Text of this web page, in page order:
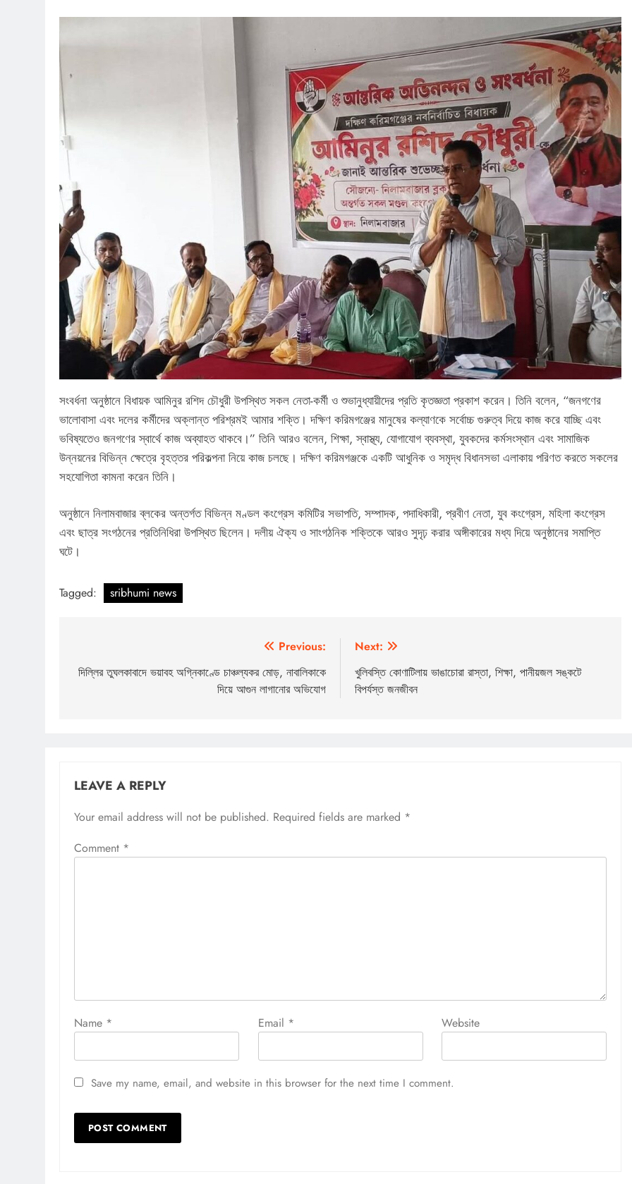
সংবর্ধনা অনুষ্ঠানে বিধায়ক আমিনুর রশিদ চৌধুরী উপস্থিত সকল নেতা-কর্মী ও শুভানুধ্যায়ীদের প্রতি কৃতজ্ঞতা প্রকাশ করেন। তিনি বলেন, “জনগণের
ভালোবাসা এবং দলের কর্মীদের অক্লান্ত পরিশ্রমই আমার শক্তি। দক্ষিণ করিমগঞ্জের মানুষের কল্যাণকে সর্বোচ্চ গুরুত্ব দিয়ে কাজ করে যাচ্ছি এবং
ভবিষ্যতেও জনগণের স্বার্থে কাজ অব্যাহত থাকবে।” তিনি আরও বলেন, শিক্ষা, স্বাস্থ্য, যোগাযোগ ব্যবস্থা, যুবকদের কর্মসংস্থান এবং সামাজিক
উন্নয়নের বিভিন্ন ক্ষেত্রে বৃহত্তর পরিকল্পনা নিয়ে কাজ চলছে। দক্ষিণ করিমগঞ্জকে একটি আধুনিক ও সমৃদ্ধ বিধানসভা এলাকায় পরিণত করতে সকলের
সহযোগিতা কামনা করেন তিনি।
অনুষ্ঠানে নিলামবাজার ব্লকের অন্তর্গত বিভিন্ন মণ্ডল কংগ্রেস কমিটির সভাপতি, সম্পাদক, পদাধিকারী, প্রবীণ নেতা, যুব কংগ্রেস, মহিলা কংগ্রেস
এবং ছাত্র সংগঠনের প্রতিনিধিরা উপস্থিত ছিলেন। দলীয় ঐক্য ও সাংগঠনিক শক্তিকে আরও সুদৃঢ় করার অঙ্গীকারের মধ্য দিয়ে অনুষ্ঠানের সমাপ্তি
ঘটে।
Tagged: sribhumi news
navigation
Previous:
দিল্লির তুঘলকাবাদে ভয়াবহ অগ্নিকাণ্ডে চাঞ্চল্যকর মোড়, নাবালিকাকে
দিয়ে আগুন লাগানোর অভিযোগ
Next:
খুলিবস্তি কোণাটিলায় ভাঙাচোরা রাস্তা, শিক্ষা, পানীয়জল সঙ্কটে
বিপর্যস্ত জনজীবন
LEAVE A REPLY
Your email address will not be published. Required fields are marked *
Comment *
Name * Email * Website
Save my name, email, and website in this browser for the next time I comment.